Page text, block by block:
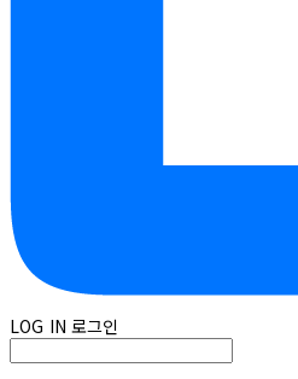
LOG IN 로그인